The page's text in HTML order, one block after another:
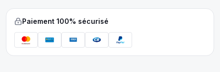
Paiement 100% sécurisé